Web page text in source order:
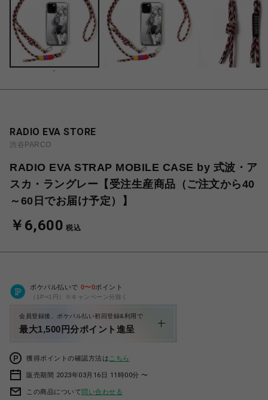
-
RADIO EVA STORE
渋谷PARCO
RADIO EVA STRAP MOBILE CASE by 式波・ア
スカ・ラングレー【受注生産商品（ご注文から40
～60日でお届け予定）】
￥6,600 税込
ポケパル払いで 0〜0ポイント
（1P=1円）※キャンペーン分除く
会員登録後、ポケパル払い初回登録&利用で
最大1,500円分ポイント進呈
獲得ポイントの確認方法は こちら
販売期間 2023年03月16日 11時00分 〜
この商品について問い合わせる